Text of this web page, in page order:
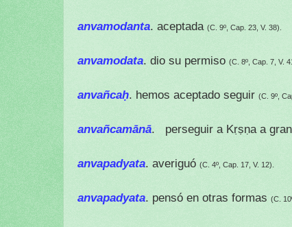
anvamodanta. aceptada (C. 9º, Cap. 23, V. 38).
anvamodata. dio su permiso (C. 8º, Cap. 7, V.
anvañcaḥ. hemos aceptado seguir (C. 9º,
anvañcamānā. perseguir a Kṛṣṇa a
anvapadyata. averiguó (C. 4º, Cap. 17, V. 12).
anvapadyata. pensó en otras formas (C.